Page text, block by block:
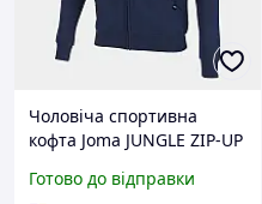
Чоловіча спортивна
кофта Joma JUNGLE ZIP-UP
102109.331 S
Готово до відправки